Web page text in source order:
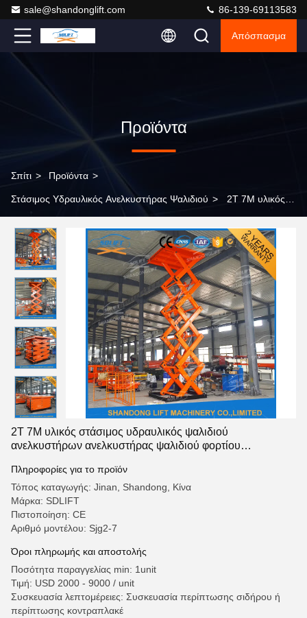
sale@shandonglift.com 86-139-69113583
Απόσπασμα
Προϊόντα
Σπίτι > Προϊόντα >
Στάσιμος Υδραυλικός Ανελκυστήρας Ψαλιδιού > 2T 7M υλικός
ψαλιδιού φορτίου επιτραπέζιων αποθηκών εμπορευμάτων
υδραυλικός με το CE
2T 7M υλικός στάσιμος υδραυλικός ψαλιδιού
ανελκυστήρων ανελκυστήρας ψαλιδιού φορτίου
CE
Πληροφορίες για το προϊόν
Τόπος καταγωγής: Jinan, Shandong, Κίνα
Μάρκα: SDLIFT
Πιστοποίηση: CE
Αριθμό μοντέλου: Sjg2-7
Όροι πληρωμής και αποστολής
Ποσότητα παραγγελίας min: 1unit
Τιμή: USD 2000 - 9000 / unit
Συσκευασία λεπτομέρειες: Συσκευασία περίπτωσης σιδήρου ή
περίπτωσης κοντραπλακέ